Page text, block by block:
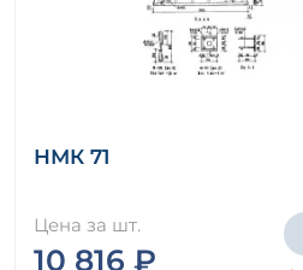
НМК 71
Цена за шт.
10 816 ₽